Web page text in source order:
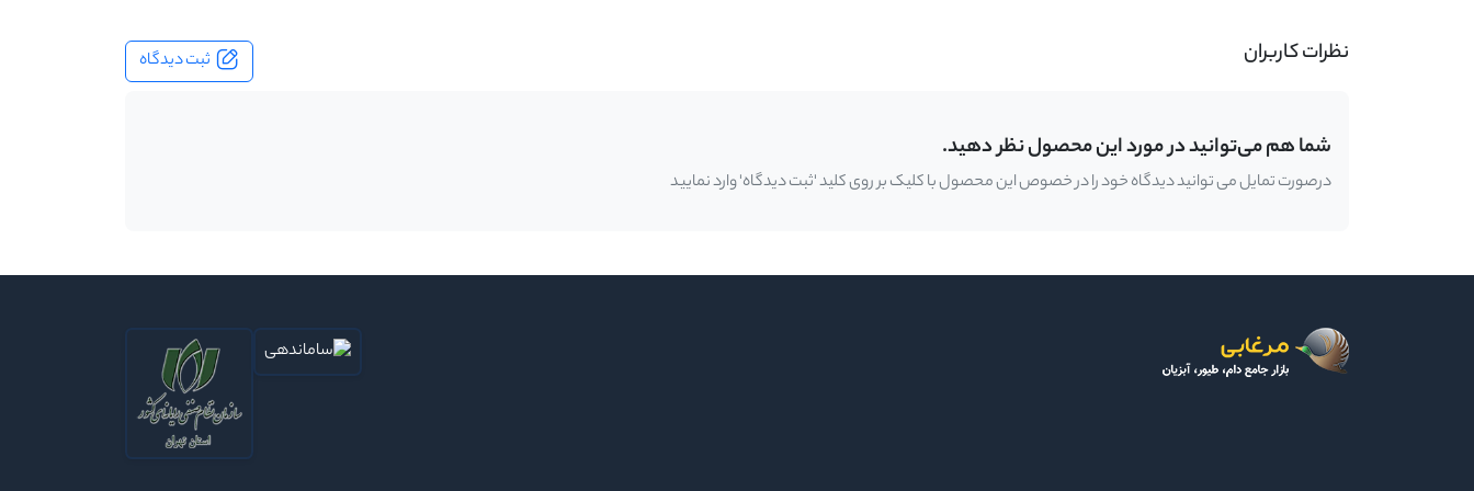
نظرات کاربران ثبت دیدگاه
شما هم می‌توانید در مورد این محصول نظر دهید.
درصورت تمایل می توانید دیدگاه خود را در خصوص این محصول با کلیک بر روی کلید 'ثبت دیدگاه' وارد نمایید